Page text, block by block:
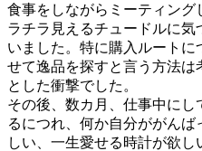
食事をしながらミーティン
ラチラ見えるチュードルに気
いました。特に購入ルート
せて逸品を探すと言う方法は
とした衝撃でした。
その後、数カ月、仕事中に
るにつれ、何か自分ががん
しい、一生愛せる時計が欲